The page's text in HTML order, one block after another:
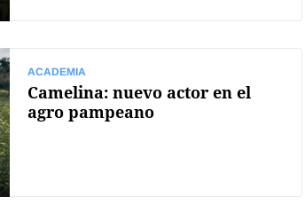
ACADEMIA
Camelina: nuevo actor en el
agro pampeano